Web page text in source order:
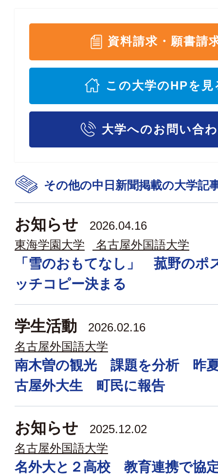
資料請求・願書請
この大学のHPを見
大学へのお問い合
その他の中日新聞掲載の大学記
お知らせ
2026.04.16
東海学園大学
名古屋外国語大学
「雪のおもてなし」 菰野の
ッチコピー決まる
学生活動
2026.02.16
名古屋外国語大学
南木曽の観光 課題を分析 昨
古屋外大生 町民に報告
お知らせ
2025.12.02
名古屋外国語大学
名外大と２高校 教育連携で協